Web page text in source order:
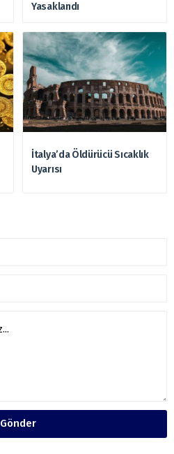
Yasaklandı
İtalya’da Öldürücü Sıcaklık
Uyarısı
Gönder